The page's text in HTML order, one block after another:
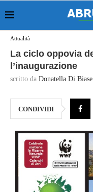
Attualità
La ciclo oppovia
l’inaugurazione
scritto da Donatella Di Biase
CONDIVIDI